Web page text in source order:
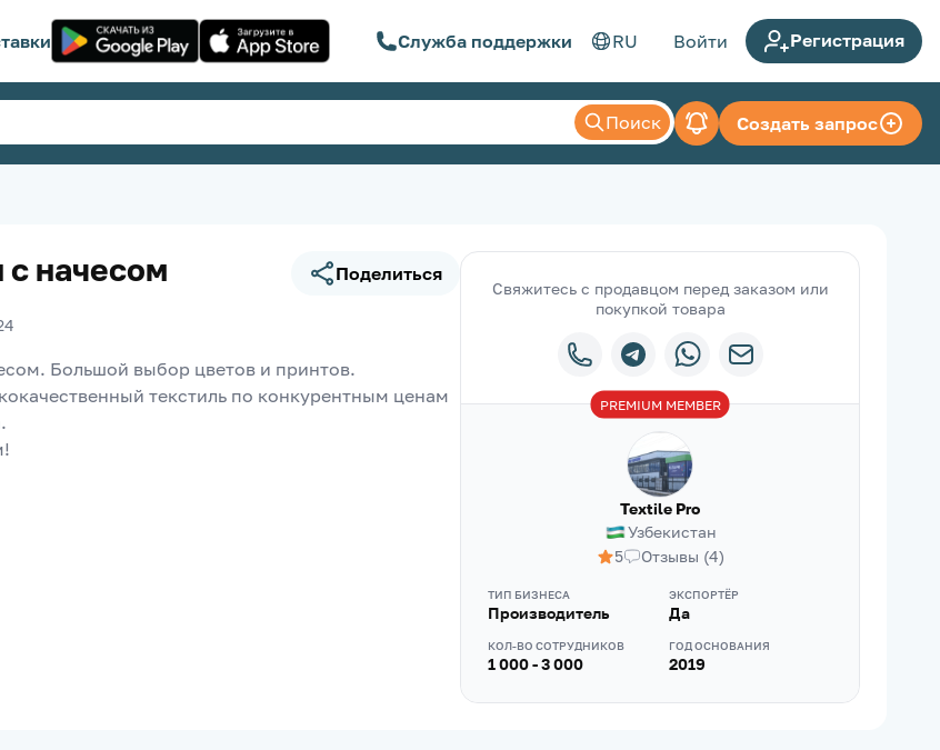
Служба поддержки RU Войти Регистрация
Поиск Создать запрос
с начесом Поделиться
Большой выбор цветов и принтов.
текстиль по конкурентным ценам
Свяжитесь с продавцом перед заказом или
покупкой товара
Textile Pro
Узбекистан
5
Отзывы (4)
ТИП БИЗНЕСА
Производитель
ЭКСПОРТЁР
Да
КОЛ-ВО СОТРУДНИКОВ
1 000 - 3 000
ГОД ОСНОВАНИЯ
2019
PREMIUMMEMBER